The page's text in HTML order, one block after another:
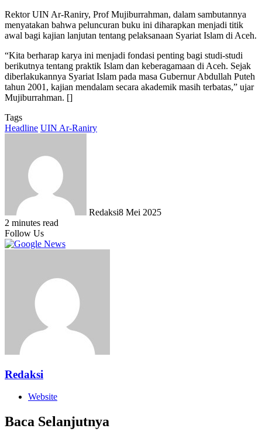
Rektor UIN Ar-Raniry, Prof Mujiburrahman, dalam sambutannya
menyatakan bahwa peluncuran buku ini diharapkan menjadi titik
awal bagi kajian lanjutan tentang pelaksanaan Syariat Islam di Aceh.
“Kita berharap karya ini menjadi fondasi penting bagi studi-studi
berikutnya tentang praktik Islam dan keberagamaan di Aceh. Sejak
diberlakukannya Syariat Islam pada masa Gubernur Abdullah Puteh
tahun 2001, kajian mendalam secara akademik masih terbatas,” ujar
Mujiburrahman. []
Tags
Headline UIN Ar-Raniry
Redaksi8 Mei 2025
2 minutes read
Follow Us
Redaksi
Website
Baca Selanjutnya